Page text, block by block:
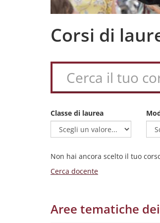
Corsi di
Classe di laurea
Non hai ancora scelto il tuo
Cerca docente
Aree tematiche